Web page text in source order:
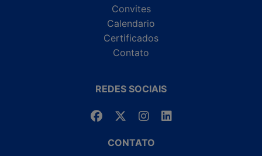
Convites
Calendario
Certificados
Contato
REDES SOCIAIS
CONTATO